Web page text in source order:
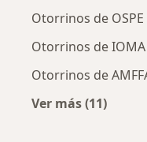
Otorrinos de OSPE
Otorrinos de IOMA
Otorrinos de
Ver más (11)